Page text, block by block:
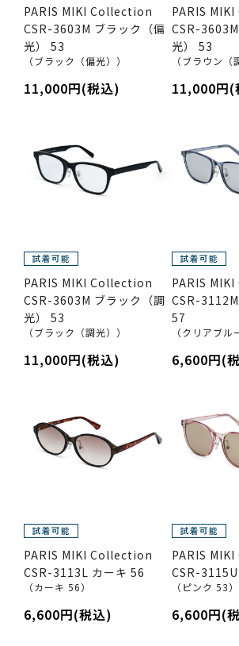
PARIS MIKI Collection
CSR-3603M ブラック（偏
光） 53
（ブラック（偏光））
11,000円(税込)
PARIS
CSR-
光） 53
（ブラウン（
11,000円(
PARIS MIKI Collection
CSR-3603M ブラック（調
光） 53
（ブラック（調光））
11,000円(税込)
PARIS
CSR-
57
（クリアブル
6,600円(
PARIS MIKI Collection
CSR-3113L カーキ 56
（カーキ 56）
6,600円(税込)
PARIS
CSR-
（ピンク 53）
6,600円(